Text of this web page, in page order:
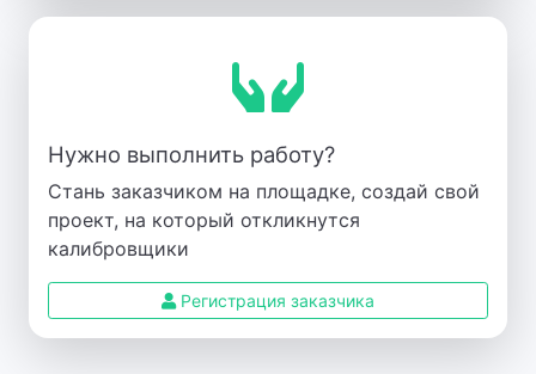
Нужно выполнить работу?
Стань заказчиком на площадке, создай свой
проект, на который откликнутся
калибровщики
Регистрация заказчика